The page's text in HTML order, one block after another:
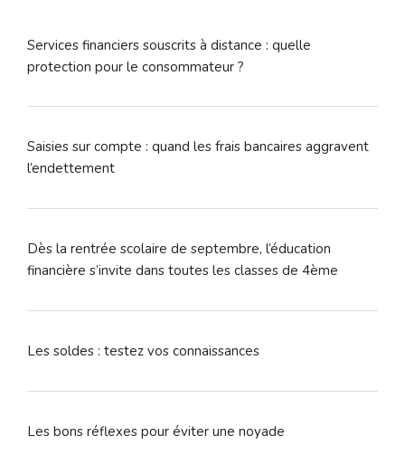
Services financiers souscrits à distance : quelle
protection pour le consommateur ?
Saisies sur compte : quand les frais bancaires aggravent
l’endettement
Dès la rentrée scolaire de septembre, l’éducation
financière s’invite dans toutes les classes de 4ème
Les soldes : testez vos connaissances
Les bons réflexes pour éviter une noyade